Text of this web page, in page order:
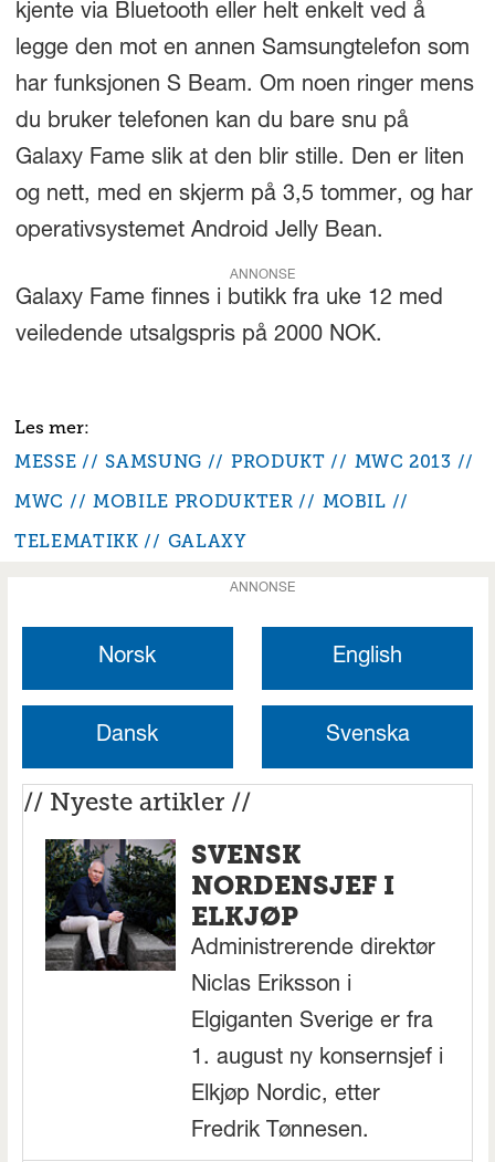
kjente via Bluetooth eller helt enkelt ved å
legge den mot en annen Samsungtelefon som
har funksjonen S Beam. Om noen ringer mens
du bruker telefonen kan du bare snu på
Galaxy Fame slik at den blir stille. Den er liten
og nett, med en skjerm på 3,5 tommer, og har
operativsystemet Android Jelly Bean.
ANNONSE
Galaxy Fame finnes i butikk fra uke 12 med
veiledende utsalgspris på 2000 NOK.
MESSE SAMSUNG PRODUKT
MWC 2013
MWC
MOBILE PRODUKTER
MOBIL
TELEMATIKK
GALAXY
ANNONSE
Norsk English
Dansk Svenska
// Nyeste artikler //
SVENSK
NORDENSJEF I
ELKJØP
Administrerende direktør
Niclas Eriksson i
Elgiganten Sverige er fra
1. august ny konsernsjef i
Elkjøp Nordic, etter
Fredrik Tønnesen.